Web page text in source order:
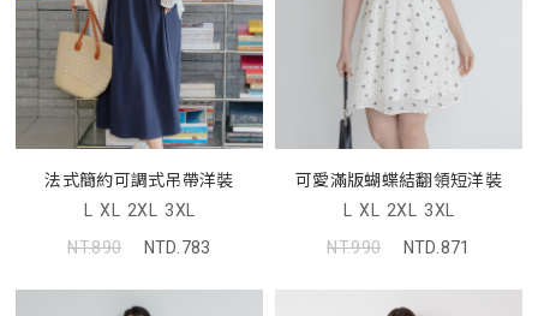
法式簡約可調式吊帶洋裝
L XL 2XL 3XL
NT.890
NTD.783
可愛滿版蝴蝶結翻領短洋裝
L XL 2XL 3XL
NT.990
NTD.871